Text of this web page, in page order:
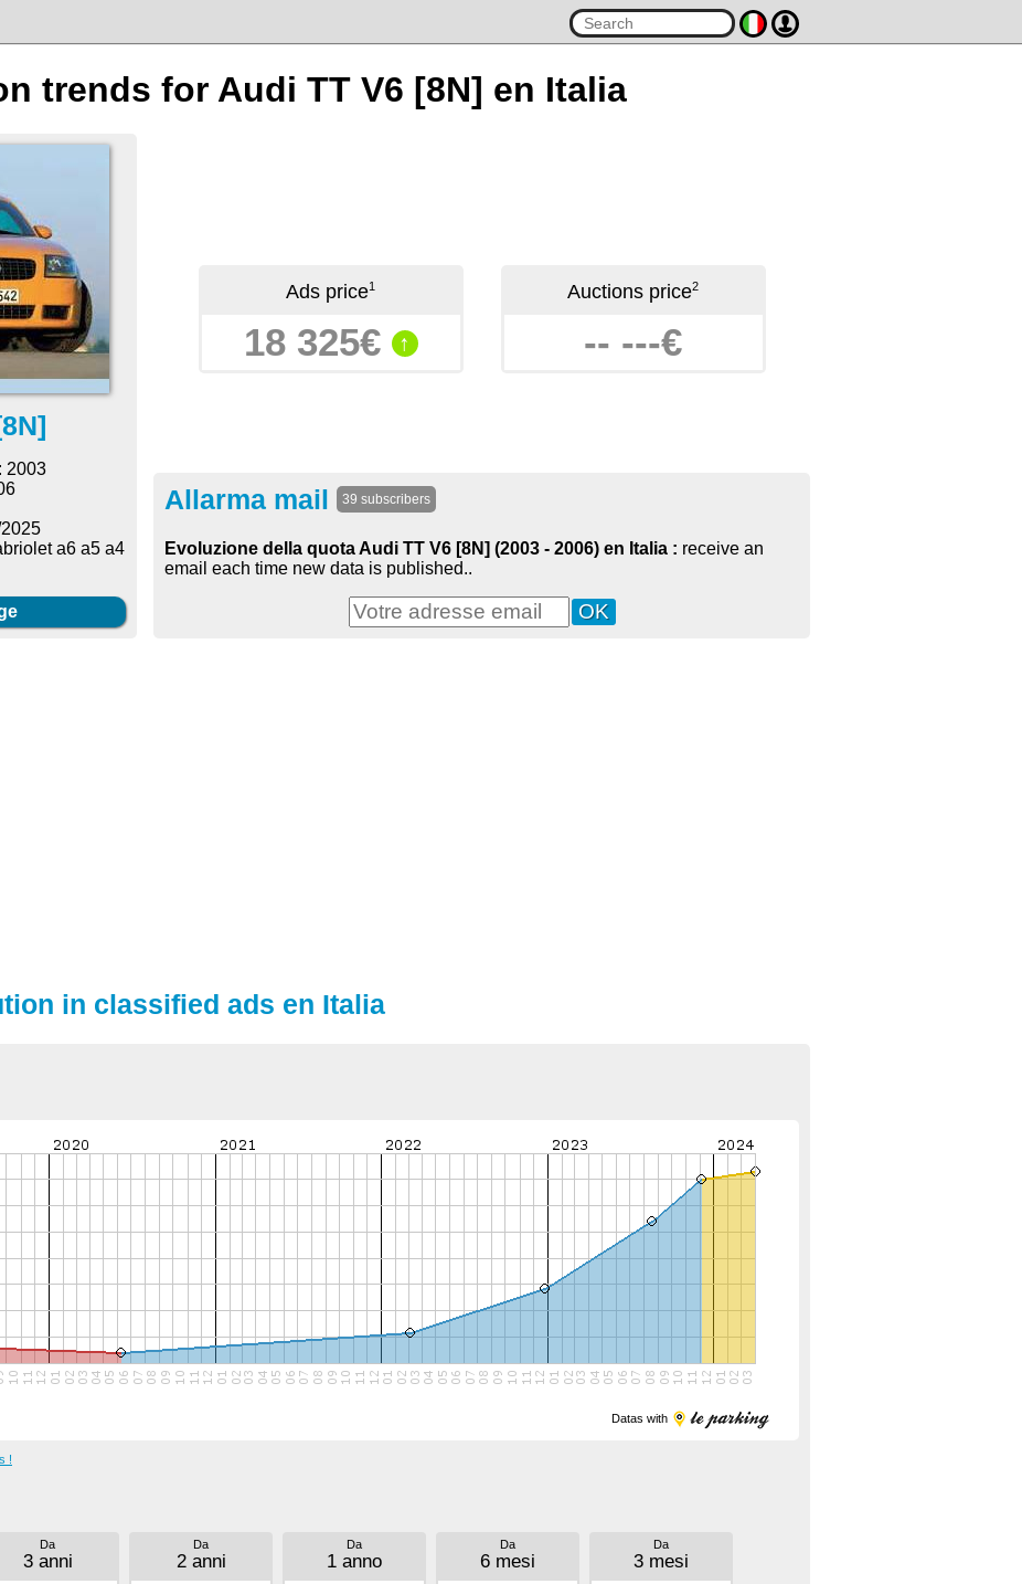
trends for Audi TT V6 [8N] en Italia
: 2003
a6 a5 a4
Ads price1
18 325€ ↑
Auctions price2
-- ---€
Allarma mail 39 subscribers
Evoluzione della quota Audi TT V6 [8N] (2003 - 2006) en Italia : receive an
email each time new data is published..
in classified ads en Italia
Datas with
!
Da
3 anni
Da
2 anni
Da
1 anno
Da
6 mesi
Da
3 mesi